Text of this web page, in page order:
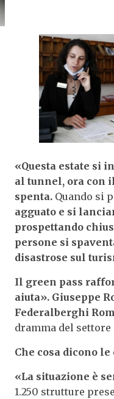
«Questa estate si
al tunnel, ora con
spenta. Quando si
agguato e si
prospettando
persone si
disastrose sul
Il green pass
aiuta». Giuseppe
Federalberghi
dramma del
Che cosa dicono le
«La situazione è
1.250 strutture